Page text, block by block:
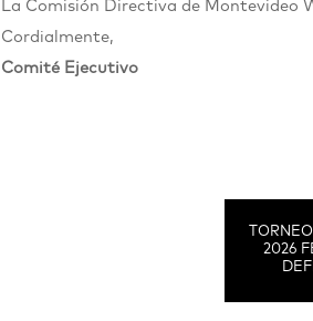
La Comisión Directiva de Montevideo
Cordialmente,
Comité Ejecutivo
2026